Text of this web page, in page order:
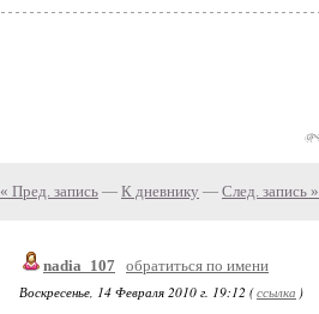
« Пред. запись — К дневнику — След. запись »
nadia_107
обратиться по имени
Воскресенье, 14 Февраля 2010 г. 19:12 (ссылка )